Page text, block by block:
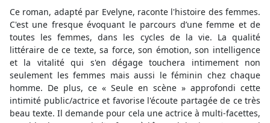
Ce roman, adapté par Evelyne, raconte l'histoire des femmes.
C'est une fresque évoquant le parcours d’une femme et de
toutes les femmes, dans les cycles de la vie. La qualité
littéraire de ce texte, sa force, son émotion, son intelligence
et la vitalité qui s'en dégage touchera intimement non
seulement les femmes mais aussi le féminin chez chaque
homme. De plus, ce « Seule en scène » approfondi cette
intimité public/actrice et favorise l'écoute partagée de ce très
beau texte. Il demande pour cela une actrice à multi-facettes,